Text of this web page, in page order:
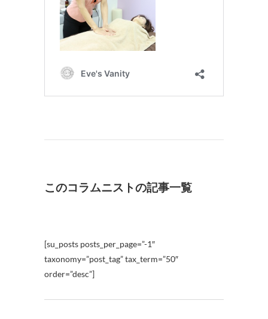
このコラムニストの記事一覧
[su_posts posts_per_page=”-1″
taxonomy=”post_tag” tax_term=”50″
order=”desc”]